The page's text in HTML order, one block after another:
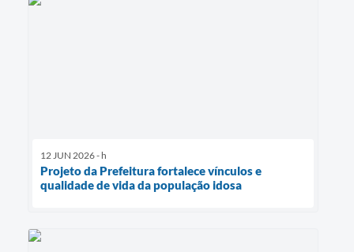
12 JUN 2026 - h
Projeto da Prefeitura fortalece vínculos e
qualidade de vida da população idosa